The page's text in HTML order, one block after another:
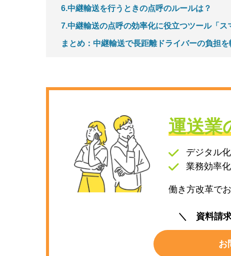
6.中継輸送を行うときの点呼のルールは？
7.中継輸送の点呼の効率化に役立つツール「ス
まとめ：中継輸送で長距離ドライバーの負担を
運送業
デジタル
業務効率
働き方改革で
＼ 資料請
お